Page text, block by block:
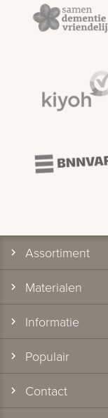
Assortiment
Materialen
Informatie
Populair
Contact